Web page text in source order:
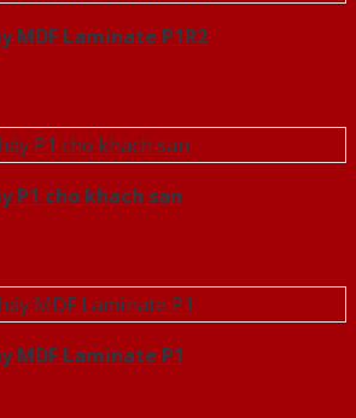
MDF Laminate P1R2
P1 cho khach san
MDF Laminate P1